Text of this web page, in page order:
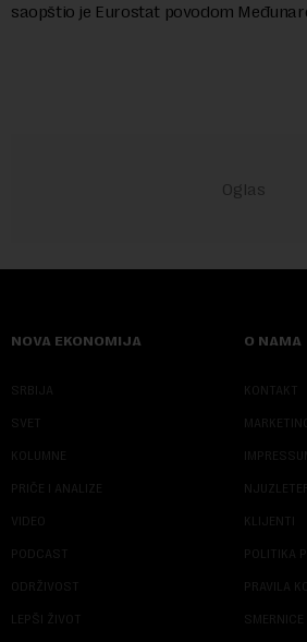
saopštio je Eurostat povodom
NOVA EKONOMIJA
SRBIJA
SVET
KOLUMNE
PRIČE I ANALIZE
VIDEO
PODCAST
ODRŽIVOST
LEPŠI ŽIVOT
O NAMA
KONTAKT
MARKETING
IMPRESSUM
KLIJENTI
POLITIKA
PRAVILA